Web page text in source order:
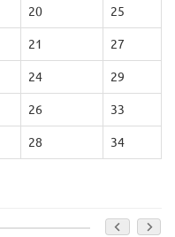
20 25
21 27
24 29
26 33
28 34